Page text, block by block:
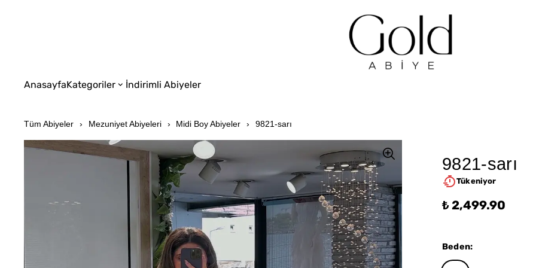
AnasayfaKategoriler İndirimli Abiyeler
Tüm Abiyeler Mezuniyet Abiyeleri Midi Boy Abiyeler 9821-sarı
9821-sarı
Tükeniyor
₺ 2,499.90
Beden: